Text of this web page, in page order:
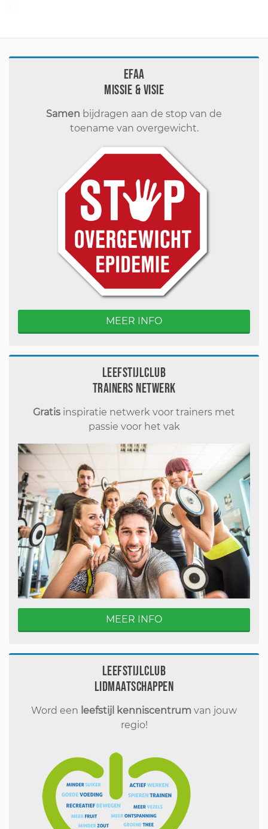
EFAA
Missie & visie
Samen bijdragen aan de stop van de
toename van overgewicht.
MEER INFO
Leefstijlclub
Trainers Netwerk
Gratis inspiratie netwerk voor trainers met
passie voor het vak
MEER INFO
Leefstijlclub
Lidmaatschappen
Word een leefstijl kenniscentrum van jouw
regio!